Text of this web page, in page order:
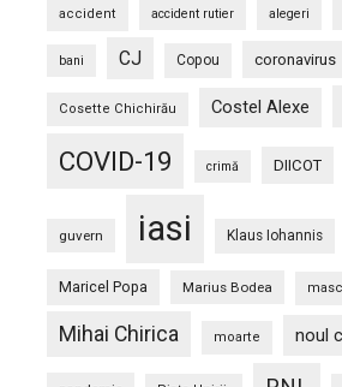
accident accident rutier alegeri
bani CJ Copou coronavirus
Cosette Chichirău Costel Alexe
COVID-19 crimă DIICOT
guvern iasi Klaus Iohannis
Maricel Popa Marius Bodea
Mihai Chirica moarte noul